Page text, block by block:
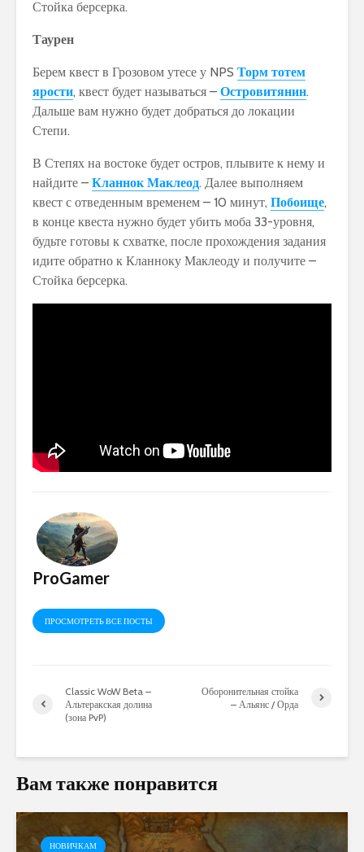
Стойка берсерка.
Таурен
Берем квест в Грозовом утесе у NPS Торм тотем
ярости, квест будет называться – Островитянин.
Дальше вам нужно будет добраться до локации
Степи.
В Степях на востоке будет остров, плывите к нему и
найдите – Кланнок Маклеод. Далее выполняем
квест с отведенным временем – 10 минут, Побоище,
в конце квеста нужно будет убить моба 33-уровня,
будьте готовы к схватке, после прохождения задания
идите обратно к Кланноку Маклеоду и получите –
Стойка берсерка.
ProGamer
ПРОСМОТРЕТЬ ВСЕ ПОСТЫ
Classic WoW Beta –
Альтеракская долина
(зона PvP)
Оборонительная стойка
– Альянс / Орда
Вам также понравится
НОВИЧКАМ